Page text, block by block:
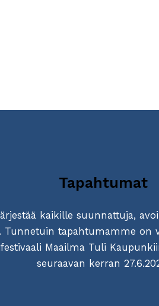
Tapahtumat
kaikille suunnattuja,
Tunnetuin tapahtumamme on
Maailma Tuli
seuraavan kerran